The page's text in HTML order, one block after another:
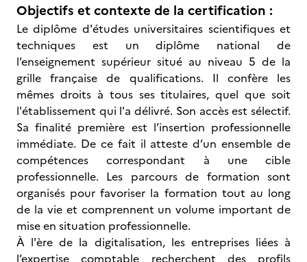
Objectifs et contexte de la certification :
Le diplôme d'études universitaires scientifiques et
techniques est un diplôme national de
l’enseignement supérieur situé au niveau 5 de la
grille française de qualifications. Il confère les
mêmes droits à tous ses titulaires, quel que soit
l'établissement qui l'a délivré. Son accès est sélectif.
Sa finalité première est l’insertion professionnelle
immédiate. De ce fait il atteste d’un ensemble de
compétences correspondant à une cible
professionnelle. Les parcours de formation sont
organisés pour favoriser la formation tout au long
de la vie et comprennent un volume important de
mise en situation professionnelle.
À l'ère de la digitalisation, les entreprises liées à
l’expertise comptable recherchent des profils